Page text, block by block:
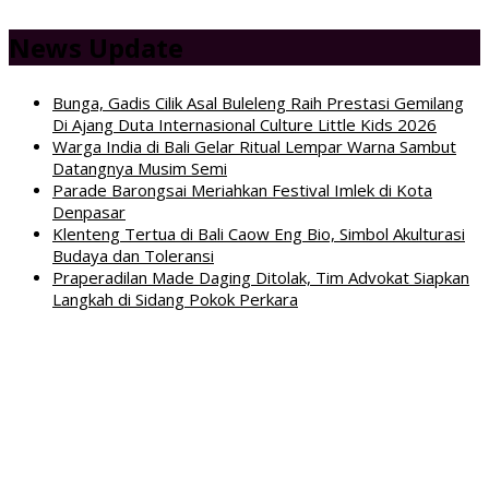
News Update
Bunga, Gadis Cilik Asal Buleleng Raih Prestasi Gemilang
Di Ajang Duta Internasional Culture Little Kids 2026
Warga India di Bali Gelar Ritual Lempar Warna Sambut
Datangnya Musim Semi
Parade Barongsai Meriahkan Festival Imlek di Kota
Denpasar
Klenteng Tertua di Bali Caow Eng Bio, Simbol Akulturasi
Budaya dan Toleransi
Praperadilan Made Daging Ditolak, Tim Advokat Siapkan
Langkah di Sidang Pokok Perkara